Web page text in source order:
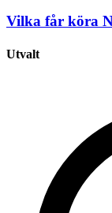
Vilka får köra
Utvalt